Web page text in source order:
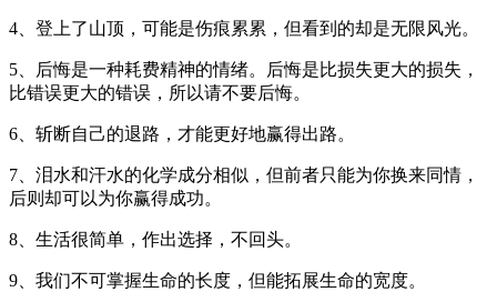
4、登上了山顶，可能是伤痕累累，但看到的却是无限风光。
5、后悔是一种耗费精神的情绪。后悔是比损失更大的损失，
比错误更大的错误，所以请不要后悔。
6、斩断自己的退路，才能更好地赢得出路。
7、泪水和汗水的化学成分相似，但前者只能为你换来同情，
后则却可以为你赢得成功。
8、生活很简单，作出选择，不回头。
9、我们不可掌握生命的长度，但能拓展生命的宽度。